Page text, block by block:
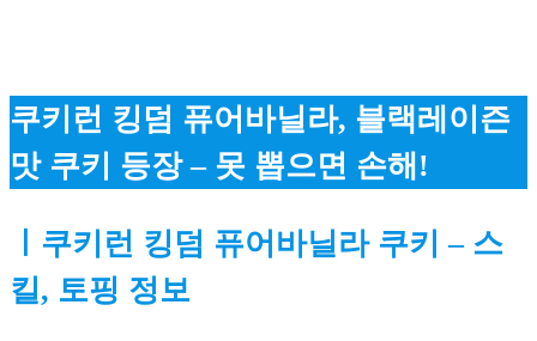
쿠키런 킹덤 퓨어바닐라, 블랙레이즌
맛 쿠키 등장 – 못 뽑으면 손해!
ㅣ쿠키런 킹덤 퓨어바닐라 쿠키 – 스
킬, 토핑 정보